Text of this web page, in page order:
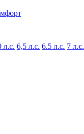
л.с. 6,5 л.с. 6.5 л.с. 7 л.с.